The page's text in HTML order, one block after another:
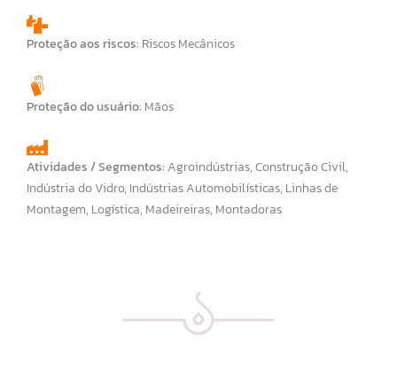
Proteção aos riscos: Riscos Mecânicos
Proteção do usuário: Mãos
Atividades / Segmentos: Agroindústrias,Construção Civil,
Indústria do Vidro, Indústrias Automobilísticas, Linhas de
Montagem, Logística, Madeireiras, Montadoras